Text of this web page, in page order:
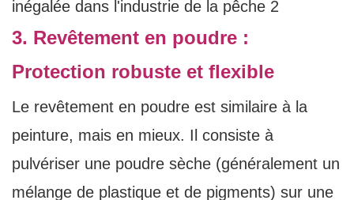
3. Revêtement en poudre :
Protection robuste et flexible
Le revêtement en poudre est similaire à la
peinture, mais en mieux. Il consiste à
pulvériser une poudre sèche (généralement un
mélange de plastique et de pigments) sur une